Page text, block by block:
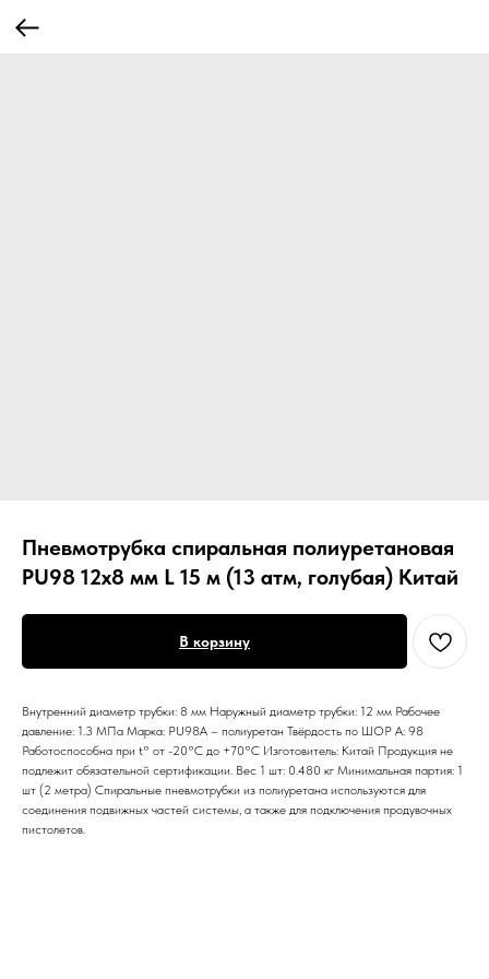
Пневмотрубка спиральная полиуретановая
PU98 12х8 мм L 15 м (13 атм, голубая) Китай
В корзину
Внутренний диаметр трубки: 8 мм Наружный диаметр трубки: 12 мм Рабочее
давление: 1.3 МПа Марка: PU98А – полиуретан Твёрдость по ШОР А: 98
Работоспособна при t° от -20°C до +70°C Изготовитель: Китай Продукция не
подлежит обязательной сертификации. Вес 1 шт: 0.480 кг Минимальная партия: 1
шт (2 метра) Спиральные пневмотрубки из полиуретана используются для
соединения подвижных частей системы, а также для подключения продувочных
пистолетов.